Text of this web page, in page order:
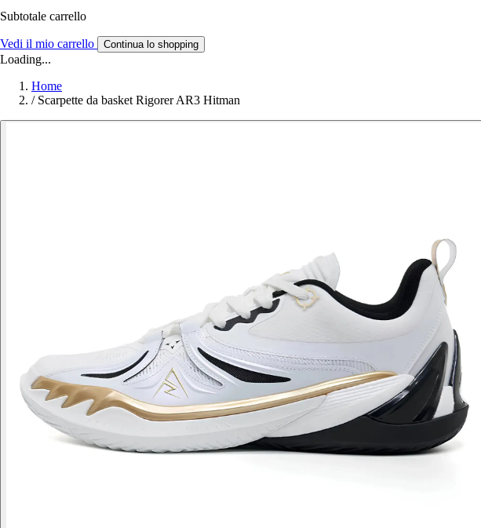
Subtotale carrello
Vedi il mio carrello Continua lo shopping
Loading...
Home
/ Scarpette da basket Rigorer AR3 Hitman